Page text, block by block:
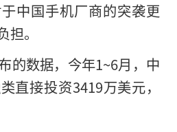
中国手机厂商的突袭更
。
的数据，今年1~6月，中
直接投资3419万美元，